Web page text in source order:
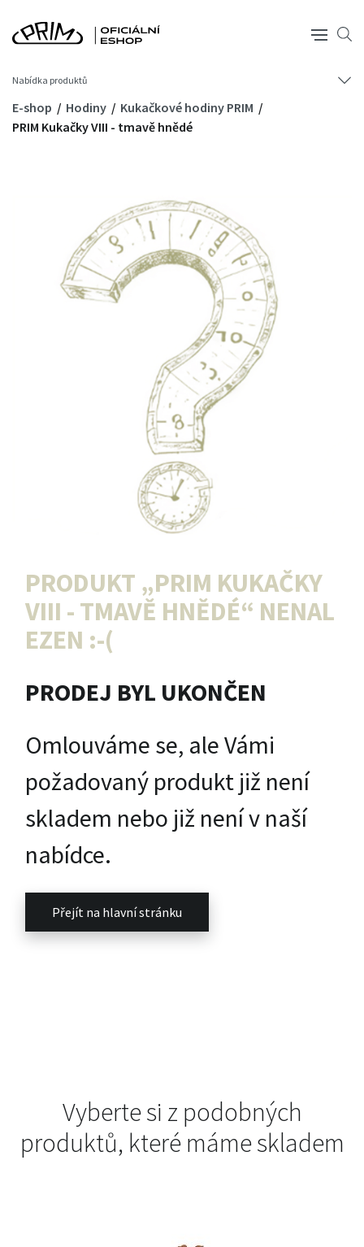
Nabídka produktů
E-shop Hodiny
Kukačkové hodiny PRIM
PRIM Kukačky VIII - tmavě hnědé
PRODUKT „PRIM KUKAČKY
VIII - TMAVĚ HNĚDÉ“ NENAL
EZEN :-(
PRODEJ BYL UKONČEN
Omlouváme se, ale Vámi
požadovaný produkt již není
skladem nebo již není v naší
nabídce.
Přejít na hlavní stránku
Vyberte si z podobných
produktů, které máme skladem